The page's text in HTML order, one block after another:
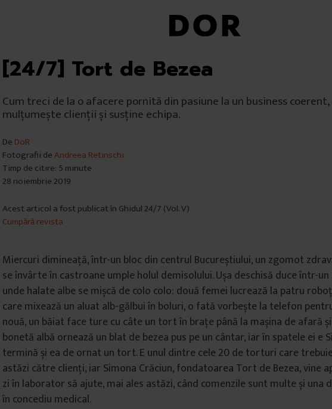
[24/7] Tort de Bezea
Cum treci de la o afacere pornită din pasiune la un business
mulțumește clienții și susține echipa.
De DoR
Fotografii deAndreea Retinschi
Timp de citire: 5 minute
28 noiembrie 2019
Acest articol a fost publicat în Ghidul 24/7 (Vol. V)
Cumpără revista
Miercuri dimineață, într-un bloc din centrul Bucureștiului, un zgomot
se învârte în castroane umple holul demisolului. Ușa deschisă duce într-
unde halate albe se mișcă de colo colo: două femei lucrează la patru
care mixează un aluat alb-gălbui în boluri, o fată vorbește la telefon
nouă, un băiat face ture cu câte un tort în brațe până la mașina de afară
bonetă albă ornează un blat de bezea pus pe un cântar, iar în spatele ei e
termină și ea de ornat un tort. E unul dintre cele 20 de torturi care
astăzi către clienți, iar Simona Crăciun, fondatoarea Tort de Bezea, vine
zi în laborator să ajute, mai ales astăzi, când comenzile sunt multe și una
în concediu medical.